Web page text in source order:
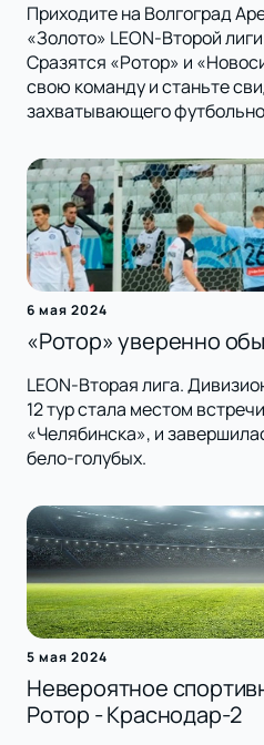
Приходите на Волгоград
«Золото» LEON-Второй
Сразятся «Ротор» и
свою команду и станьте
захватывающего
6 мая 2024
«Ротор» уверенно
LEON-Вторая лига.
12 тур стала местом
«Челябинска», и
бело-голубых.
5 мая 2024
Невероятное
Ротор - Краснодар-2